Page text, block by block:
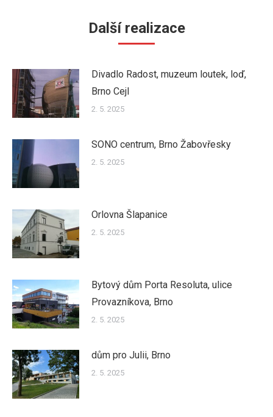
Další realizace
Divadlo Radost, muzeum loutek, loď,
Brno Cejl
2. 5. 2025
SONO centrum, Brno Žabovřesky
2. 5. 2025
Orlovna Šlapanice
2. 5. 2025
Bytový dům Porta Resoluta, ulice
Provazníkova, Brno
2. 5. 2025
dům pro Julii, Brno
2. 5. 2025